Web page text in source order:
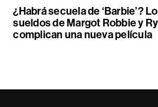
¿Habrá secuela de ‘Barbie’?
sueldos de Margot Robbie y
complican una nueva película